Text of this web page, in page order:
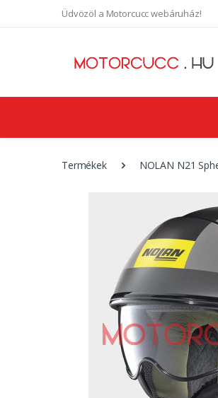
Üdvözöl a Motorcucc webáruház!
Termékek NOLAN N21